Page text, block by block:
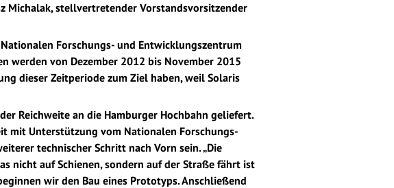
Michalak, stellvertretender Vorstandsvorsitzender
Forschungs- und Entwicklungszentrum
werden von Dezember 2012 bis November 2015
dieser Zeitperiode zum Ziel haben, weil Solaris
Reichweite an die Hamburger Hochbahn geliefert.
mit Unterstützung vom Nationalen Forschungs-
technischer Schritt nach Vorn sein. „Die
nicht auf Schienen, sondern auf der Straße fährt ist
wir den Bau eines Prototyps. Anschließend